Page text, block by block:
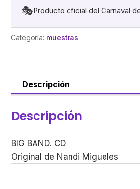
🎭Producto oficial del Carnaval
Categoría: muestras
Descripción
Descripción
BIG BAND. CD
Original de Nandi Migueles